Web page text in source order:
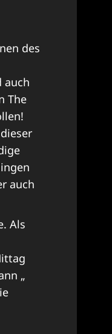
des
auch
The
auch
Als
„